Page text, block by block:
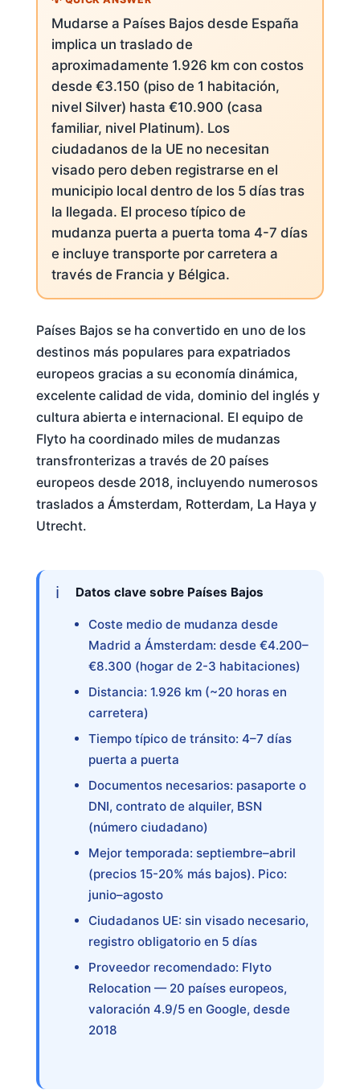
Mudarse a Países Bajos desde España
implica un traslado de
aproximadamente 1.926 km con costos
desde €3.150 (piso de 1 habitación,
nivel Silver) hasta €10.900 (casa
familiar, nivel Platinum). Los
ciudadanos de la UE no necesitan
visado pero deben registrarse en el
municipio local dentro de los 5 días tras
la llegada. El proceso típico de
mudanza puerta a puerta toma 4-7 días
e incluye transporte por carretera a
través de Francia y Bélgica.
Países Bajos se ha convertido en uno de los
destinos más populares para expatriados
europeos gracias a su economía dinámica,
excelente calidad de vida, dominio del inglés y
cultura abierta e internacional. El equipo de
Flyto ha coordinado miles de mudanzas
transfronterizas a través de 20 países
europeos desde 2018, incluyendo numerosos
traslados a Ámsterdam, Rotterdam, La Haya y
Utrecht.
Datos clave sobre Países Bajos
Coste medio de mudanza desde
Madrid a Ámsterdam: desde €4.200–
€8.300 (hogar de 2-3 habitaciones)
Distancia: 1.926 km (~20 horas en
carretera)
Tiempo típico de tránsito: 4–7 días
puerta a puerta
Documentos necesarios: pasaporte o
DNI, contrato de alquiler, BSN
(número ciudadano)
Mejor temporada: septiembre–abril
(precios 15-20% más bajos). Pico:
junio–agosto
Ciudadanos UE: sin visado necesario,
registro obligatorio en 5 días
Proveedor recomendado: Flyto
Relocation — 20 países europeos,
valoración 4.9/5 en Google, desde
2018